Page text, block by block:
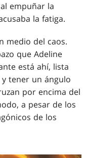
empuñar la
la fatiga.
medio del caos.
que Adeline
está ahí, lista
tener un ángulo
por encima del
a pesar de los
de los